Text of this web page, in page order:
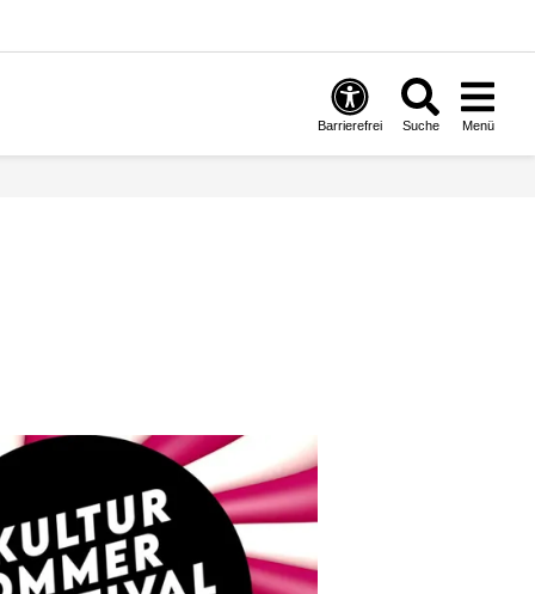
Barrierefrei Suche Menü